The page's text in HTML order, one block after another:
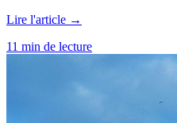
Lire l'article →
11 min de lecture